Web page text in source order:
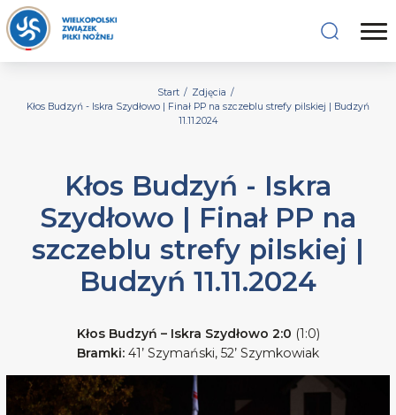
Start / Zdjęcia /
Kłos Budzyń - Iskra Szydłowo | Finał PP na szczeblu strefy pilskiej | Budzyń
11.11.2024
Kłos Budzyń - Iskra
Szydłowo | Finał PP na
szczeblu strefy pilskiej |
Budzyń 11.11.2024
Kłos Budzyń – Iskra Szydłowo 2:0 (1:0)
Bramki: 41’ Szymański, 52’ Szymkowiak